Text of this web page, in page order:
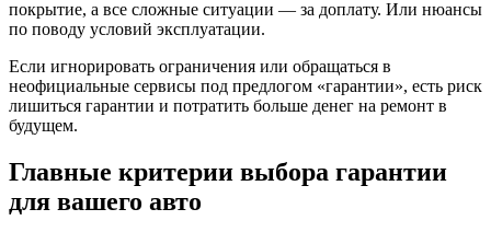
покрытие, а все сложные ситуации — за доплату. Или нюансы
по поводу условий эксплуатации.
Если игнорировать ограничения или обращаться в
неофициальные сервисы под предлогом «гарантии», есть риск
лишиться гарантии и потратить больше денег на ремонт в
будущем.
Главные критерии выбора гарантии
для вашего авто